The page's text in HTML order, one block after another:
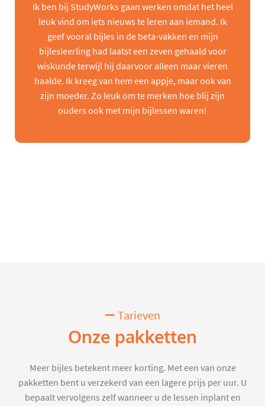
Ik ben bij StudyWorks gaan werken omdat het heel
leuk vind om iets nieuws te leren aan iemand. Ik
geef vooral bijles in de beta-vakken en mijn
bijlesleerling had laatst een zeven gehaald voor
wiskunde terwijl hij daarvoor alleen maar vieren
haalde. Ik kreeg van hem een appje, maar ook van
zijn moeder. Zo leuk om te merken hoe blij zijn
ouders ook met mijn bijlessen waren!
Tarieven
Onze pakketten
Meer bijles betekent meer korting. Met een van onze
pakketten bent u verzekerd van een lagere prijs per uur. U
bepaalt vervolgens zelf wanneer u de lessen inplant en